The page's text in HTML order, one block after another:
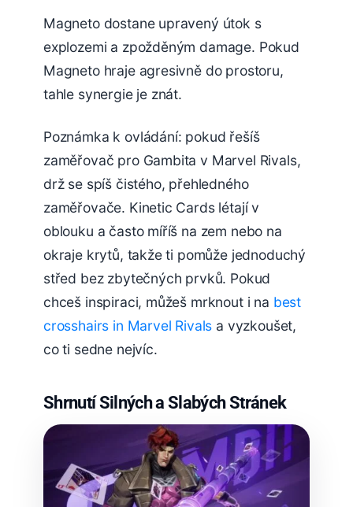
Magneto dostane upravený útok s
explozemi a zpožděným damage. Pokud
Magneto hraje agresivně do prostoru,
tahle synergie je znát.
Poznámka k ovládání: pokud řešíš
zaměřovač pro Gambita v Marvel Rivals,
drž se spíš čistého, přehledného
zaměřovače. Kinetic Cards létají v
oblouku a často míříš na zem nebo na
okraje krytů, takže ti pomůže jednoduchý
střed bez zbytečných prvků. Pokud
chceš inspiraci, můžeš mrknout i na best
crosshairs in Marvel Rivals a vyzkoušet,
co ti sedne nejvíc.
Shrnutí Silných a Slabých Stránek